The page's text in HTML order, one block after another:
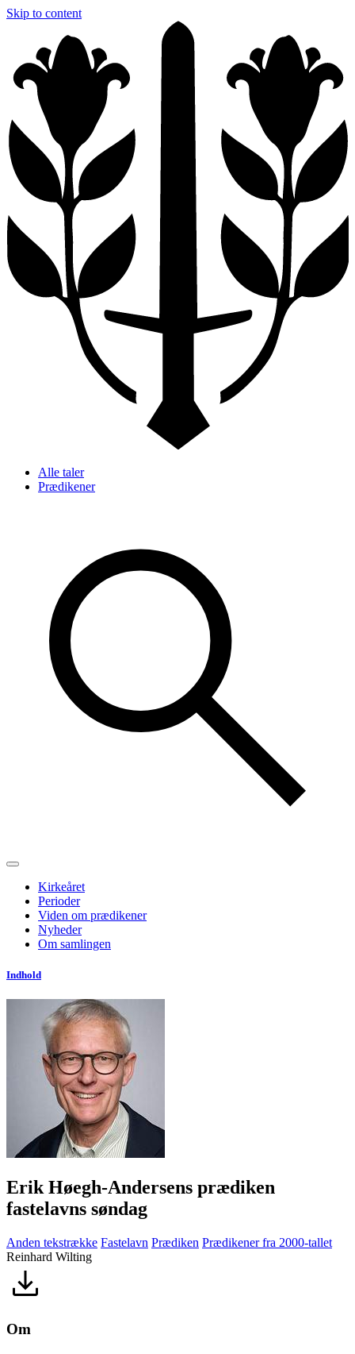
Skip to content
Alle taler
Prædikener
Kirkeåret
Perioder
Viden om prædikener
Nyheder
Om samlingen
Indhold
Erik Høegh-Andersens prædiken
fastelavns søndag
Anden tekstrække Fastelavn Prædiken Prædikener fra 2000-tallet
Reinhard Wilting
Om